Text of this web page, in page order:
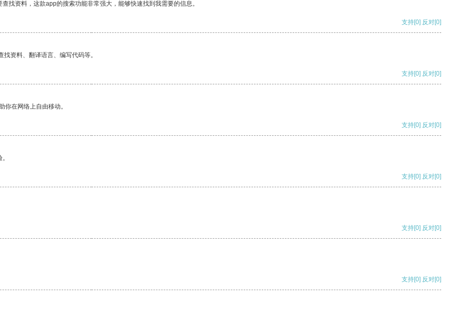
找资料，这款app的搜索功能非常强大，能够快速找到我需要的信息。
支持[0] 反对[0]
资料、翻译语言、编写代码等。
支持[0] 反对[0]
在网络上自由移动。
支持[0] 反对[0]
支持[0] 反对[0]
支持[0] 反对[0]
支持[0] 反对[0]